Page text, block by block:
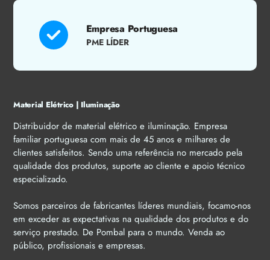
Empresa Portuguesa
PME LÍDER
Material Elétrico | Iluminação
Distribuidor de material elétrico e iluminação. Empresa
familiar portuguesa com mais de 45 anos e milhares de
clientes satisfeitos. Sendo uma referência no mercado pela
qualidade dos produtos, suporte ao cliente e apoio técnico
especializado.
Somos parceiros de fabricantes líderes mundiais, focamo-nos
em exceder as expectativas na qualidade dos produtos e do
serviço prestado. De Pombal para o mundo. Venda ao
público, profissionais e empresas.